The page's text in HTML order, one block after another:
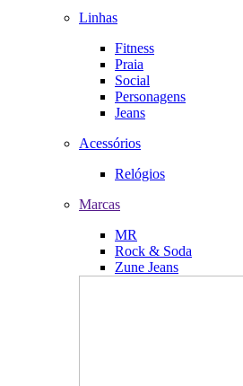
Linhas
Fitness
Praia
Social
Personagens
Jeans
Acessórios
Relógios
Marcas
MR
Rock & Soda
Zune Jeans